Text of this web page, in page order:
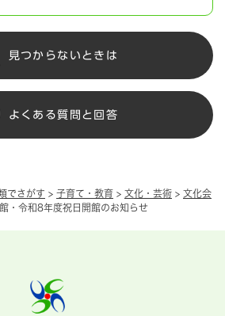
でさがす > 子育て・教育 > 文化・芸術 > 文化会
・令和8年度祝日開館のお知らせ
見つからないときは
よくある質問と回答